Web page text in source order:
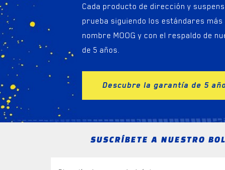
Cada producto de dirección y
prueba siguiendo los estándares más
nombre MOOG y con el respaldo de
de 5 años.
Descubre la garantía de 5
SUSCRÍBETE A NUESTRO